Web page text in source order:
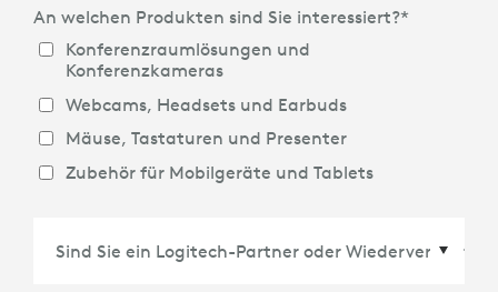
An welchen Produkten sind Sie interessiert?*
Konferenzraumlösungen und
Konferenzkameras
Webcams, Headsets und Earbuds
Mäuse, Tastaturen und Presenter
Zubehör für Mobilgeräte und Tablets